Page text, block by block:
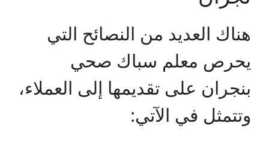
هناك العديد من النصائح التي
يحرص معلم سباك صحي
بنجران على تقديمها إلى العملاء،
وتتمثل في الآتي: